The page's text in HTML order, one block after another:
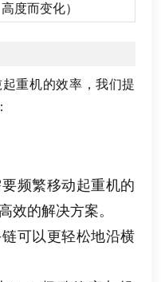
高度而变化）
起重机的效率 ，我们提
：
频繁移动起重机的
效的解决方案。
可以更轻松地沿横